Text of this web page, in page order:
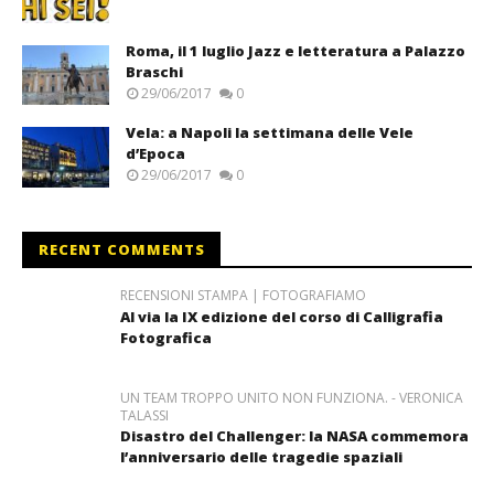
Roma, il 1 luglio Jazz e letteratura a Palazzo
Braschi
29/06/2017 0
Vela: a Napoli la settimana delle Vele
d’Epoca
29/06/2017 0
RECENT COMMENTS
RECENSIONI STAMPA | FOTOGRAFIAMO
Al via la IX edizione del corso di Calligrafia
Fotografica
UN TEAM TROPPO UNITO NON FUNZIONA. - VERONICA
TALASSI
Disastro del Challenger: la NASA commemora
l’anniversario delle tragedie spaziali